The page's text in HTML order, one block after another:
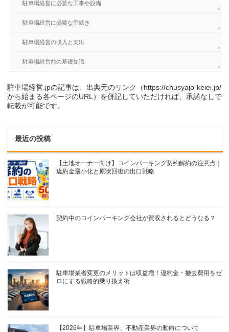
駐車場経営に必要な工事や設備
駐車場経営に必要な手続き
駐車場経営の収入と支出
駐車場経営前の基礎知識
駐車場経営.jpの記事は、出典元のリンク（https://chusyajo-keiei.jp/
から始まる各ページのURL）を併記していただければ、承諾なしで
転載が可能です。
最近の投稿
【土地オーナー向け】コインパーキング契約解約の注意点｜
違約金最小化と原状回復の出口戦略
契約中のコインパーキング会社が買収されるとどうなる？
駐車場業者変更のメリットは収益増！違約金・撤去費用をゼ
ロにする戦略的乗り換え術
【2026年】駐車場業界、不動産業界の動向について